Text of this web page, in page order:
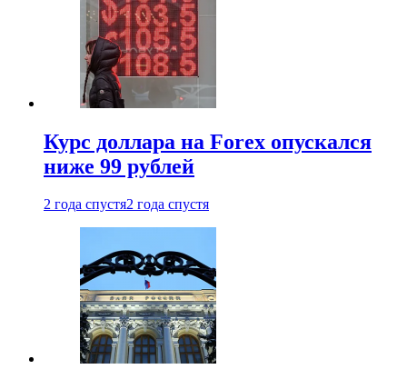
Курс доллара на Forex опускался
ниже 99 рублей
2 года спустя2 года спустя